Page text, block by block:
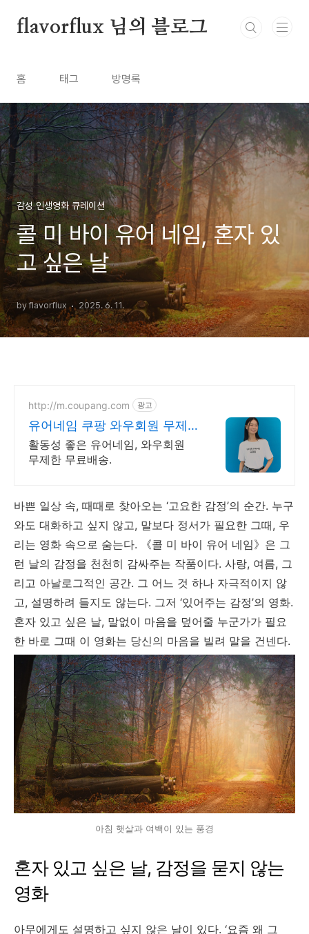
flavorflux 님의 블로그
홈 태그 방명록
감성 인생영화 큐레이션
콜 미 바이 유어 네임, 혼자 있
고 싶은 날
by flavorflux 2025. 6. 11.
http://m.coupang.com 광고
유어네임 쿠팡 와우회원 무제
한 무료배송
활동성 좋은 유어네임, 와우회원
무제한 무료배송.
바쁜 일상 속, 때때로 찾아오는 ‘고요한 감정’의 순간. 누구
와도 대화하고 싶지 않고, 말보다 정서가 필요한 그때, 우
리는 영화 속으로 숨는다. 《콜 미 바이 유어 네임》은 그
런 날의 감정을 천천히 감싸주는 작품이다. 사랑, 여름, 그
리고 아날로그적인 공간. 그 어느 것 하나 자극적이지 않
고, 설명하려 들지도 않는다. 그저 ‘있어주는 감정’의 영화.
혼자 있고 싶은 날, 말없이 마음을 덮어줄 누군가가 필요
한 바로 그때 이 영화는 당신의 마음을 빌려 말을 건넨다.
아침 햇살과 여백이 있는 풍경
혼자 있고 싶은 날, 감정을 묻지 않는
영화
아무에게도 설명하고 싶지 않은 날이 있다. ‘요즘 왜 그